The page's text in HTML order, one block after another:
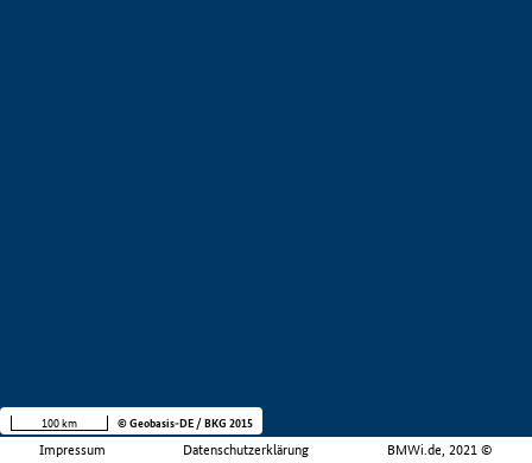
Impressum Datenschutzerklärung BMWi.de, 2021 ©
100 km © Geobasis-DE / BKG 2015